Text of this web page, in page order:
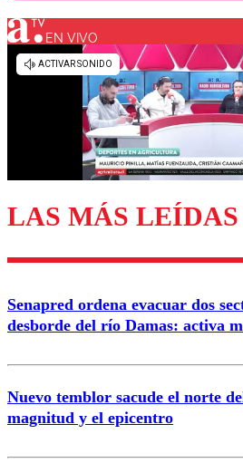
Los comentarios son
diálogo
EN VIVO
LAS MÁS LEÍDAS
Senapred ordena evacuar dos
desborde del río Damas: activa
Nuevo temblor sacude el norte
magnitud y el epicentro